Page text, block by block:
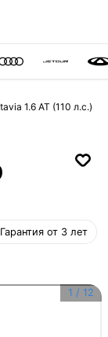
1.6 AT (110 л.с.)
Гарантия от 3 лет
1 / 12